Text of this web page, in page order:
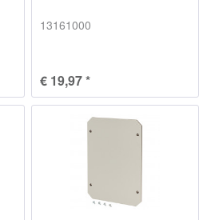
13161000
€ 19,97 *